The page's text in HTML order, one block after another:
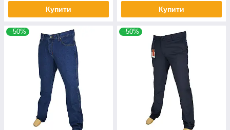
Купити Купити
–50% –50%